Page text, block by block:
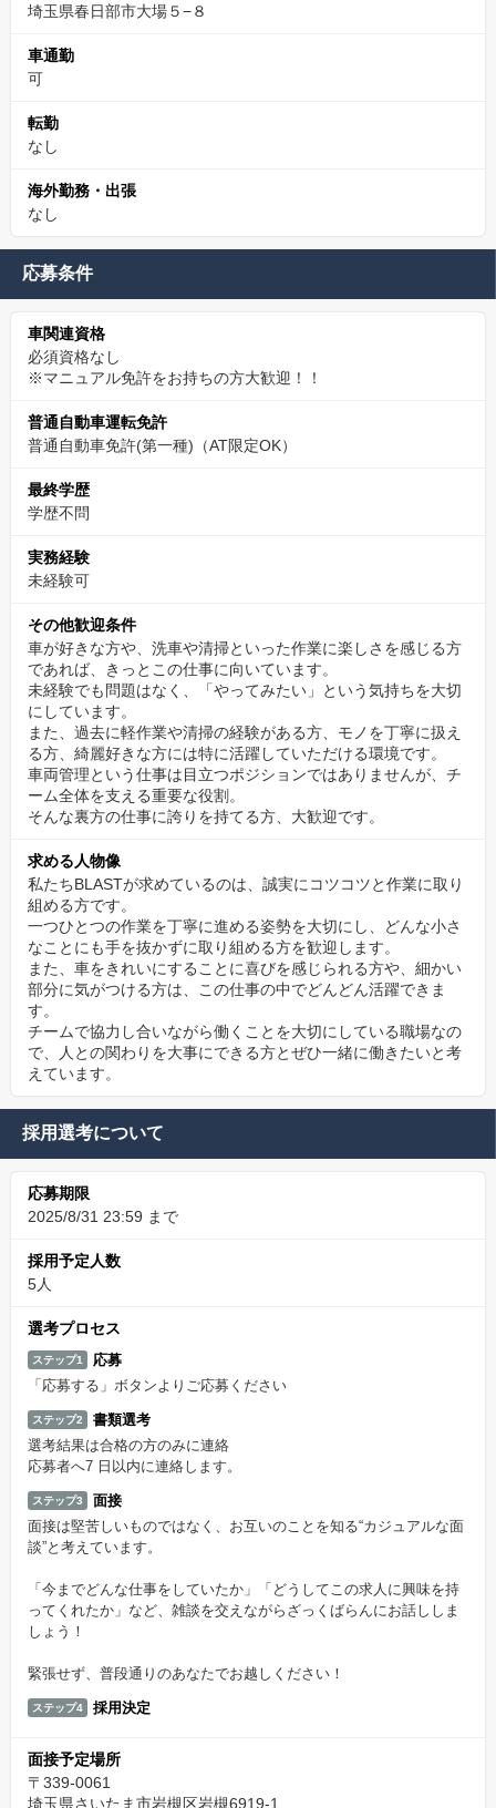
埼玉県春日部市大場５−８
車通勤
可
転勤
なし
海外勤務・出張
なし
応募条件
車関連資格
必須資格なし
※マニュアル免許をお持ちの方大歓迎！！
普通自動車運転免許
普通自動車免許(第一種)（AT限定OK）
最終学歴
学歴不問
実務経験
未経験可
その他歓迎条件
車が好きな方や、洗車や清掃といった作業に楽しさを感じる方
であれば、きっとこの仕事に向いています。
未経験でも問題はなく、「やってみたい」という気持ちを大切
にしています。
また、過去に軽作業や清掃の経験がある方、モノを丁寧に扱え
る方、綺麗好きな方には特に活躍していただける環境です。
車両管理という仕事は目立つポジションではありませんが、チ
ーム全体を支える重要な役割。
そんな裏方の仕事に誇りを持てる方、大歓迎です。
求める人物像
私たちBLASTが求めているのは、誠実にコツコツと作業に取り
組める方です。
一つひとつの作業を丁寧に進める姿勢を大切にし、どんな小さ
なことにも手を抜かずに取り組める方を歓迎します。
また、車をきれいにすることに喜びを感じられる方や、細かい
部分に気がつける方は、この仕事の中でどんどん活躍できま
す。
チームで協力し合いながら働くことを大切にしている職場なの
で、人との関わりを大事にできる方とぜひ一緒に働きたいと考
えています。
採用選考について
応募期限
2025/8/31 23:59 まで
採用予定人数
5人
選考プロセス
ステップ1
応募
「応募する」ボタンよりご応募ください
ステップ2
書類選考
選考結果は合格の方のみに連絡
応募者へ7 日以内に連絡します。
ステップ3
面接
面接は堅苦しいものではなく、お互いのことを知る“カジュアルな面
談”と考えています。
「今までどんな仕事をしていたか」「どうしてこの求人に興味を持
ってくれたか」など、雑談を交えながらざっくばらんにお話ししま
しょう！
緊張せず、普段通りのあなたでお越しください！
ステップ4 採用決定
面接予定場所
〒339-0061
埼玉県さいたま市岩槻区岩槻6919-1